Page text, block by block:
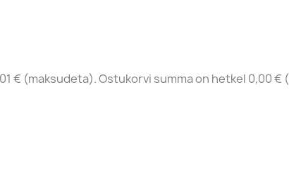
€ (maksudeta). Ostukorvi summa on hetkel 0,00 €